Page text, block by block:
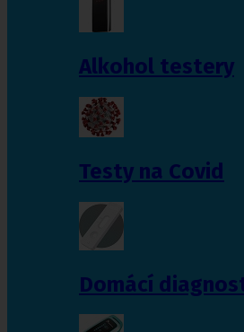
Alkohol testery
Testy na Covid
Domácí